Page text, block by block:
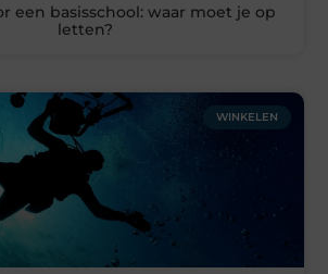
een basisschool: waar moet je op
letten?
WINKELEN